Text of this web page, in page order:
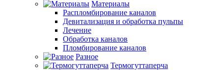
Материалы
Распломбирование каналов
Девитализация и обработка пульпы
Лечение
Обработка каналов
Пломбирование каналов
Разное
Термогуттаперча